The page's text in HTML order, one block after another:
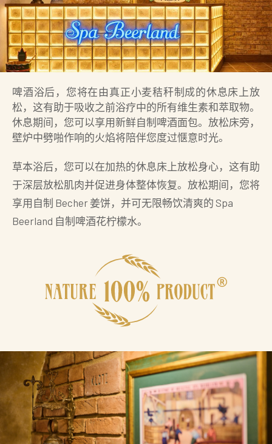
啤酒浴后，您将在由真正小麦秸秆制成的休息床上放
松，这有助于吸收之前浴疗中的所有维生素和萃取物。
休息期间，您可以享用新鲜自制啤酒面包。放松床旁，
壁炉中劈啪作响的火焰将陪伴您度过惬意时光。
草本浴后，您可以在加热的休息床上放松身心，这有助
于深层放松肌肉并促进身体整体恢复。放松期间，您将
享用自制 Becher 姜饼，并可无限畅饮清爽的 Spa
Beerland 自制啤酒花柠檬水。